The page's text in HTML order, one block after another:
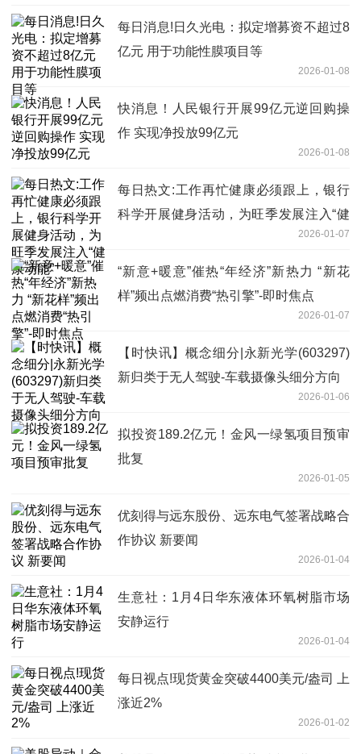
每日消息!日久光电：拟定增募资不超过8
亿元 用于功能性膜项目等
2026-01-08
快消息！人民银行开展99亿元逆回购操
作 实现净投放99亿元
2026-01-08
每日热文:工作再忙健康必须跟上，银行
科学开展健身活动，为旺季发展注入“健
2026-01-07
“新意+暖意”催热“年经济”新热力 “新花
样”频出点燃消费“热引擎”-即时焦点
2026-01-07
【时快讯】概念细分|永新光学(603297)
新归类于无人驾驶-车载摄像头细分方向
2026-01-06
拟投资189.2亿元！金风一绿氢项目预审
批复
2026-01-05
优刻得与远东股份、远东电气签署战略合
作协议 新要闻
2026-01-04
生意社：1月4日华东液体环氧树脂市场
安静运行
2026-01-04
每日视点!现货黄金突破4400美元/盎司 上
涨近2%
2026-01-02